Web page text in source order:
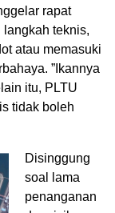
rapat
teknis,
atau memasuki
”Ikannya
itu, PLTU
tidak boleh
Disinggung
soal lama
penanganan